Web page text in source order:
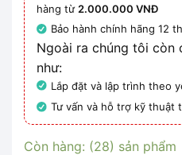
hàng từ2.000.000 VNĐ
Bảo hành chính hãng 12
Ngoài ra chúng tôi còn
như:
Lắp đặt và lập trình theo
Tư vấn và hỗ trợ kỹ thuật
Còn hàng: (28) sản phẩm